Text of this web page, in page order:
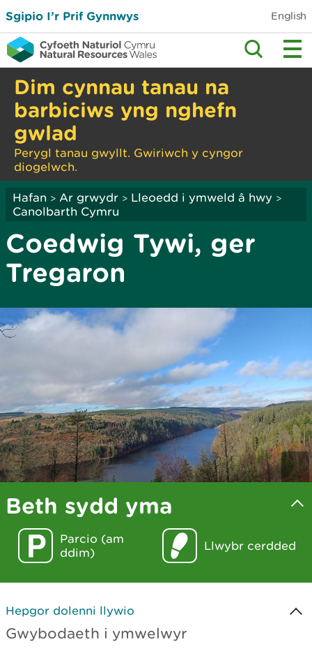
Sgipio I’r Prif Gynnwys English
Dim cynnau tanau na
barbiciws yng nghefn
gwlad
Perygl tanau gwyllt. Gwiriwch y cyngor
diogelwch.
Hafan > Ar grwydr > Lleoedd i ymweld â hwy >
Canolbarth Cymru
Coedwig Tywi, ger
Tregaron
Beth sydd yma
Parcio (am
ddim)
Llwybr cerdded
Hepgor dolenni llywio
Gwybodaeth i ymwelwyr